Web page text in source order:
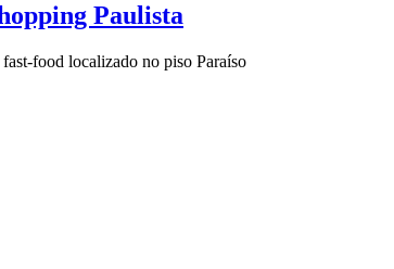
Paulista
food localizado no piso Paraíso